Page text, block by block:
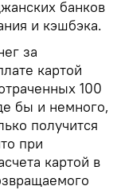
банков
и кэшбэка.
за
картой
100
бы и немного,
получится
при
картой в